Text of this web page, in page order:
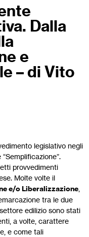
Dalla
e
– di Vito
legislativo negli
provvedimenti
Molte volte il
e/o Liberalizzazione
tra le due
edilizio sono stati
a volte, carattere
e come tali